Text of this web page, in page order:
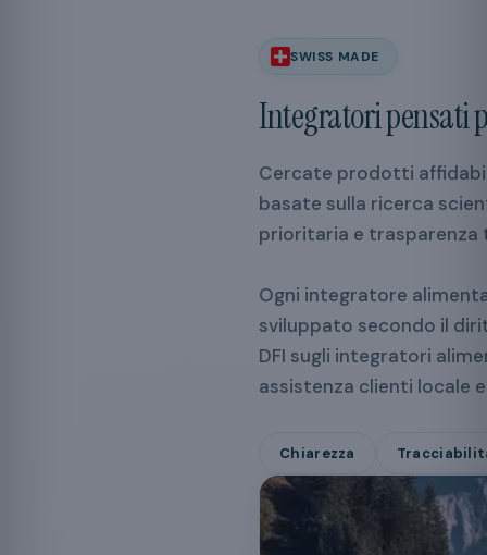
SWISS MADE
Integratori pensati
Cercate prodotti
basate sulla ricerca
prioritaria e trasparenza
Ogni integratore
sviluppato secondo il
DFI sugli integratori
assistenza clienti locale
Chiarezza